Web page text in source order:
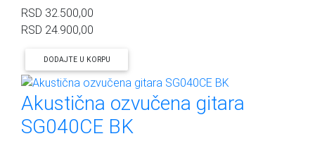
RSD 32.500,00
RSD 24.900,00
DODAJTE U KORPU
Akustična ozvučena gitara
SG040CE BK